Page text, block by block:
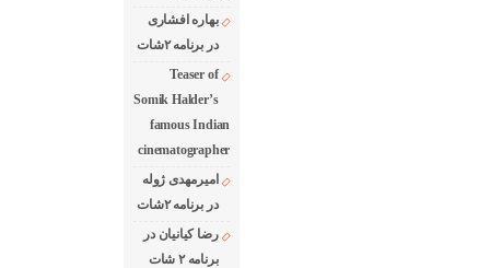
بهاره افشاری
در برنامه ۲شات
Teaser of
Somik Halder’s
famous Indian
cinematographer
امیرمهدی ژوله
در برنامه ۲شات
رضا کیانیان در
برنامه ۲ شات